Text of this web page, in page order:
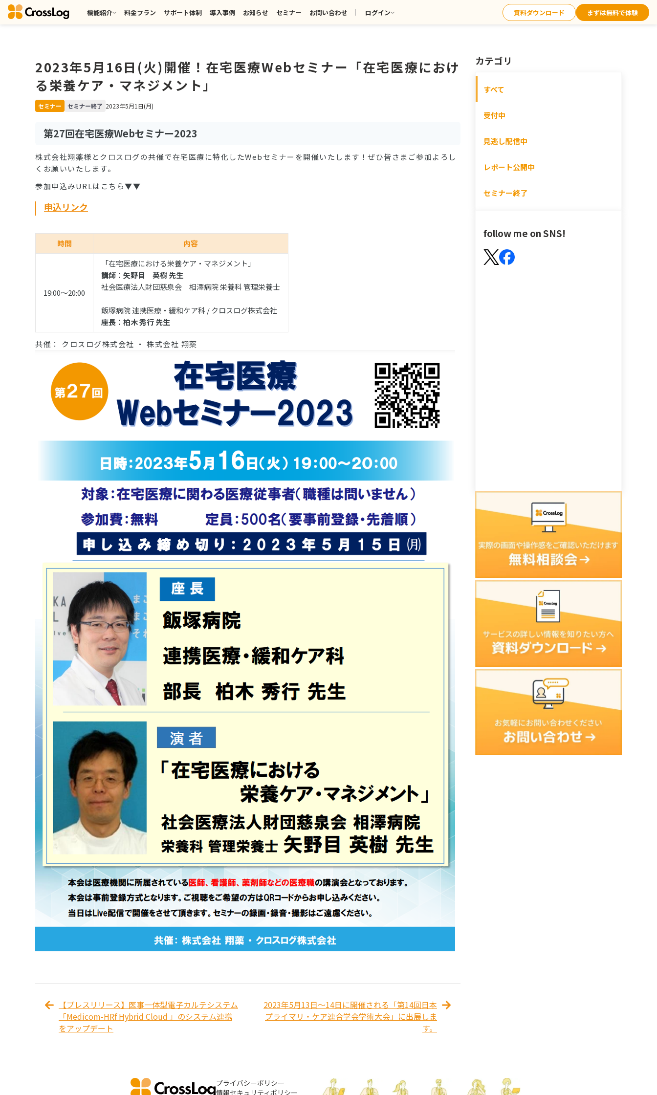
機能紹介 料金プラン サポート体制 導入事例 お知らせ セミナー お問い合わせ ログイン 資料ダウンロード まずは無料で体験
2023年5月16日(火)開催！在宅医療Webセミナー「在宅医療におけ
る栄養ケア・マネジメント」
セミナー セミナー終了 2023年5月1日(月)
第27回在宅医療Webセミナー2023
株式会社翔薬様とクロスログの共催で在宅医療に特化したWebセミナーを開催いたします！ぜひ皆さまご参加よろし
くお願いいたします。
参加申込みURLはこちら▼▼
申込リンク
時間 内容
19:00〜20:00
「在宅医療における栄養ケア・マネジメント」
講師：矢野目 英樹 先生
社会医療法人財団慈泉会 相澤病院 栄養科 管理栄養士
飯塚病院 連携医療・緩和ケア科 / クロスログ株式会社
座長：柏木 秀行 先生
共催： クロスログ株式会社 ・ 株式会社 翔薬
【プレスリリース】医事一体型電子カルテシステム
「Medicom-HRf Hybrid Cloud 」のシステム連携
をアップデート
2023年5月13日〜14日に開催される「第14回日本
プライマリ・ケア連合学会学術大会」に出展しま
す。
カテゴリ
すべて
受付中
見逃し配信中
レポート公開中
セミナー終了
follow me on SNS!
プライバシーポリシー
情報セキュリティポリシー